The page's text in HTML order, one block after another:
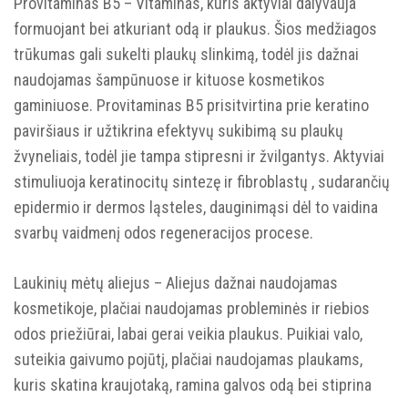
formuojant bei atkuriant odą ir plaukus. Šios medžiagos
trūkumas gali sukelti plaukų slinkimą, todėl jis dažnai
naudojamas šampūnuose ir kituose kosmetikos
gaminiuose. Provitaminas B5 prisitvirtina prie keratino
paviršiaus ir užtikrina efektyvų sukibimą su plaukų
žvyneliais, todėl jie tampa stipresni ir žvilgantys. Aktyviai
stimuliuoja keratinocitų sintezę ir fibroblastų , sudarančių
epidermio ir dermos ląsteles, dauginimąsi dėl to vaidina
svarbų vaidmenį odos regeneracijos procese.
Laukinių mėtų aliejus – Aliejus dažnai naudojamas
kosmetikoje, plačiai naudojamas probleminės ir riebios
odos priežiūrai, labai gerai veikia plaukus. Puikiai valo,
suteikia gaivumo pojūtį, plačiai naudojamas plaukams,
kuris skatina kraujotaką, ramina galvos odą bei stiprina
GAUK 10% NUOLAIDĄPIRMAM
UŽSAKYMUI!
Prenumeruok naujienlaiškį ir gauk nuolaidą!
Sutinku gauti naujienas ir spec.
pasiūlymus el. paštu